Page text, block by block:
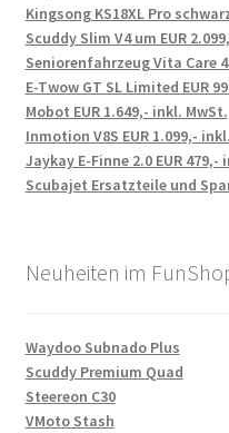
Kingsong KS18XL Pro
Scuddy Slim V4 um EUR
Seniorenfahrzeug Vita Care
E-Twow GT SL Limited EUR
Mobot EUR 1.649,- inkl. MwSt.
Inmotion V8S EUR 1.099,-
Jaykay E-Finne 2.0 EUR 479,-
Scubajet Ersatzteile und
Neuheiten im
Waydoo Subnado Plus
Scuddy Premium Quad
Steereon C30
VMoto Stash